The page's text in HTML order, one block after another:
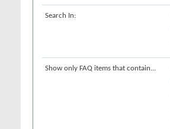
Search In:
Show only FAQ items that contain...